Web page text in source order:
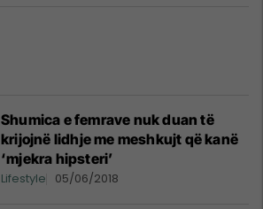
Shumica e femrave nuk duan të
krijojnë lidhje me meshkujt që kanë
‘mjekra hipsteri’
Lifestyle 05/06/2018